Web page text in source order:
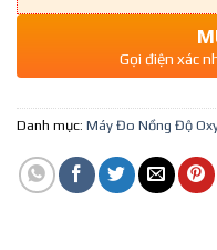
Gọi điện xác
Danh mục: Máy Đo Nồng Độ